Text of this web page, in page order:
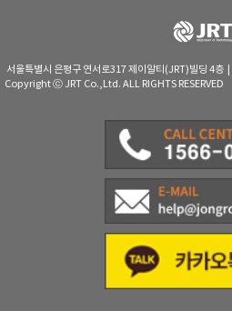
서울특별시 은평구 연서로317 제이알티(JRT)빌딩 4
Copyright ⓒ JRT Co.,Ltd. ALL RIGHTS RESERVED